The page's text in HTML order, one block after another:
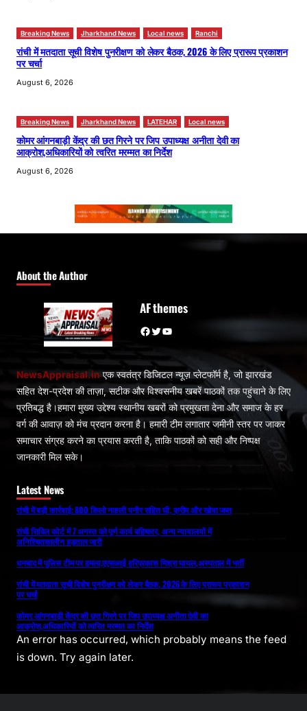
Breaking News Jharkhand News Local news Ranchi
रांची में मतदाता सूची विशेष पुनरीक्षण को लेकर बैठक, 2026 के लिए प्रारूप प्रकाशन
पर चर्चा
August 6, 2026
Breaking News Jharkhand News LATEHAR Local news
कोमर आंगनबाड़ी केंद्र की छत गिरने पर जिप उपाध्यक्ष अनीता देवी का
आक्रोश,अधिकारियों को त्वरित मरम्मत का निर्देश
August 6, 2026
About the Author
AF themes
Facebook Twitter YouTube
NewsAppraisal.in एक स्वतंत्र डिजिटल न्यूज़ प्लेटफॉर्म है, जो झारखंड
सहित देश-प्रदेश की ताज़ा, सटीक और विश्वसनीय खबरें पाठकों तक पहुंचाने के लिए
प्रतिबद्ध है।हमारा मुख्य उद्देश्य स्थानीय खबरों को प्रमुखता देना और समाज के हर
वर्ग की आवाज़ को मंच प्रदान करना है। हमारी टीम लगातार जमीनी स्तर पर जाकर
समाचार संग्रह करने का प्रयास करती है, ताकि पाठकों को सही और निष्पक्ष
जानकारी मिल सके।
Latest News
रांची में बड़ी कार्रवाई: 800 किलो नकली पनीर सहित घी, क्रीम और खोवा जब्त
रांची सिविल कोर्ट में 7 अगस्त को पूर्ण कार्य बहिष्कार, अन्य न्यायालयों में
अनिश्चितकालीन हड़ताल जारी
धनबाद में पुलिस टीम पर हमला,एएसआई हरिप्रकाश मिश्रा घायल,अस्पताल में भर्ती
रांची में मतदाता सूची विशेष पुनरीक्षण को लेकर बैठक, 2026 के लिए प्रारूप प्रकाशन
पर चर्चा
कोमर आंगनबाड़ी केंद्र की छत गिरने पर जिप उपाध्यक्ष अनीता देवी का
आक्रोश,अधिकारियों को त्वरित मरम्मत का निर्देश
An error has occurred, which probably means the feed
is down. Try again later.